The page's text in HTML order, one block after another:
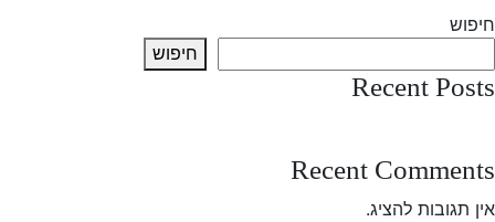
חיפוש
חיפוש
Recent Posts
Recent Comments
אין תגובות להציג.